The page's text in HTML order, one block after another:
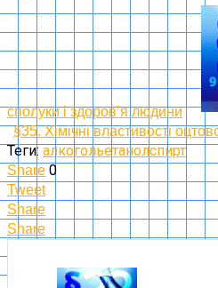
сполуки і здоров’я людини
§35. Хімічні властивості
Теги: алкогольетанолспирт
Share 0
Tweet
Share
Share